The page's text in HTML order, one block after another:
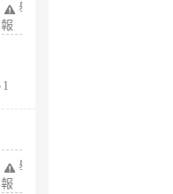
舉
報
1
舉
報